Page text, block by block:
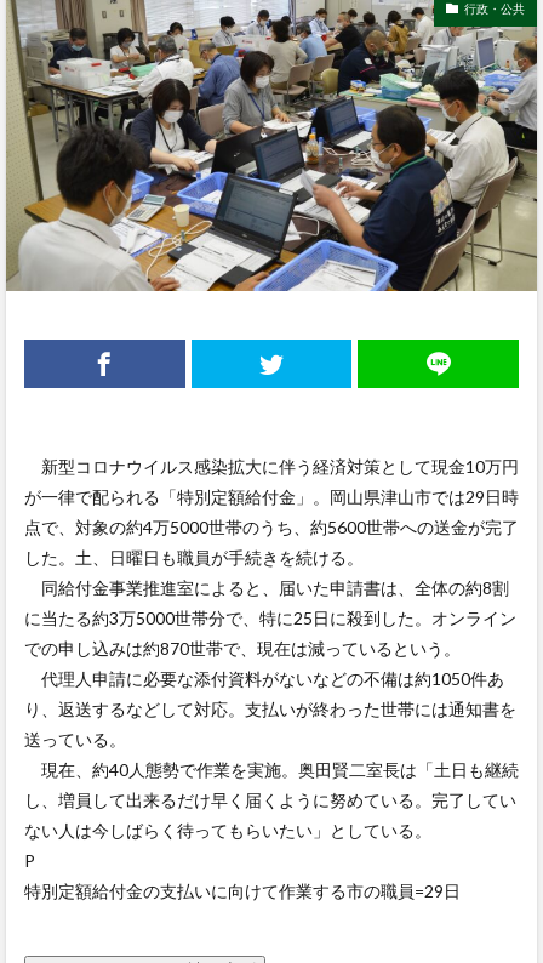
行政・公共
新型コロナウイルス感染拡大に伴う経済対策として現金10万円
が一律で配られる「特別定額給付金」。岡山県津山市では29日時
点で、対象の約4万5000世帯のうち、約5600世帯への送金が完了
した。土、日曜日も職員が手続きを続ける。
同給付金事業推進室によると、届いた申請書は、全体の約8割
に当たる約3万5000世帯分で、特に25日に殺到した。オンライン
での申し込みは約870世帯で、現在は減っているという。
代理人申請に必要な添付資料がないなどの不備は約1050件あ
り、返送するなどして対応。支払いが終わった世帯には通知書を
送っている。
現在、約40人態勢で作業を実施。奥田賢二室長は「土日も継続
し、増員して出来るだけ早く届くように努めている。完了してい
ない人は今しばらく待ってもらいたい」としている。
P
特別定額給付金の支払いに向けて作業する市の職員=29日